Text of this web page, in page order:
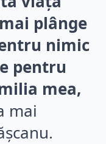
plânge
nimic
pentru
mea,
mai